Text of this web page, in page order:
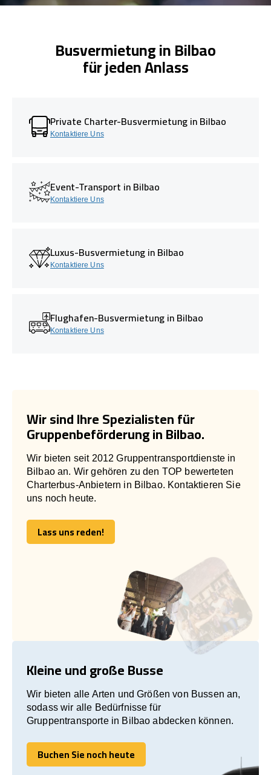
Busvermietung in Bilbao
für jeden Anlass
Private Charter-Busvermietung in Bilbao
Kontaktiere Uns
Event-Transport in Bilbao
Kontaktiere Uns
Luxus-Busvermietung in Bilbao
Kontaktiere Uns
Flughafen-Busvermietung in Bilbao
Kontaktiere Uns
Wir sind Ihre Spezialisten für
Gruppenbeförderung in Bilbao.
Wir bieten seit 2012 Gruppentransportdienste in
Bilbao an. Wir gehören zu den TOP bewerteten
Charterbus-Anbietern in Bilbao. Kontaktieren Sie
uns noch heute.
Lass uns reden!
Lass uns reden!
Kleine und große Busse
Wir bieten alle Arten und Größen von Bussen an,
sodass wir alle Bedürfnisse für
Gruppentransporte in Bilbao abdecken können.
Buchen Sie noch heute
Buchen Sie noch heute